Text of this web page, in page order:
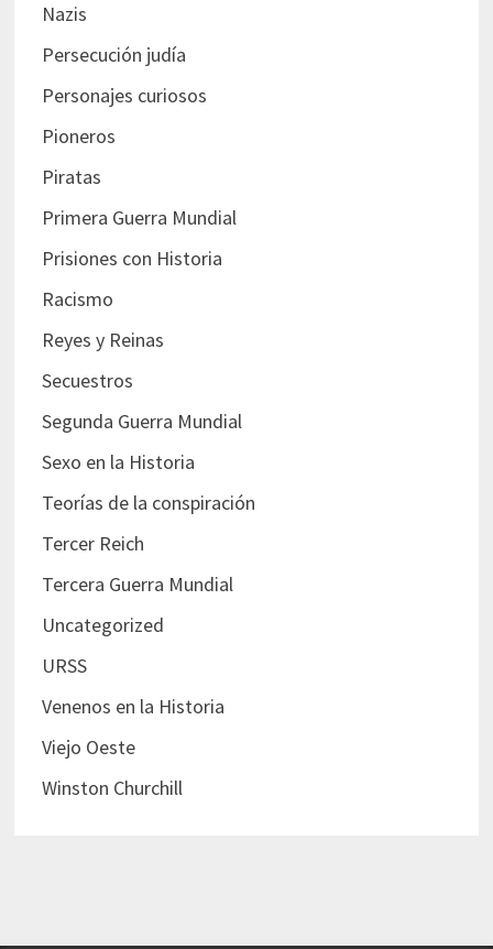
Nazis
Persecución judía
Personajes curiosos
Pioneros
Piratas
Primera Guerra Mundial
Prisiones con Historia
Racismo
Reyes y Reinas
Secuestros
Segunda Guerra Mundial
Sexo en la Historia
Teorías de la conspiración
Tercer Reich
Tercera Guerra Mundial
Uncategorized
URSS
Venenos en la Historia
Viejo Oeste
Winston Churchill